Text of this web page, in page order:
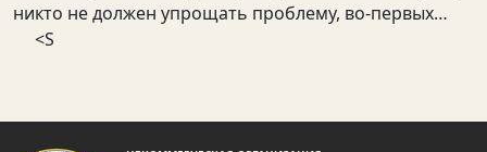
никто не должен упрощать проблему, во-первых…
<S